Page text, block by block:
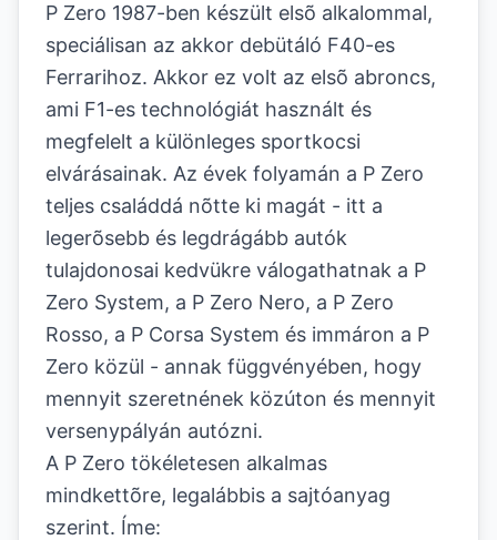
P Zero 1987-ben készült elsõ alkalommal,
speciálisan az akkor debütáló F40-es
Ferrarihoz. Akkor ez volt az elsõ abroncs,
ami F1-es technológiát használt és
megfelelt a különleges sportkocsi
elvárásainak. Az évek folyamán a P Zero
teljes családdá nõtte ki magát - itt a
legerõsebb és legdrágább autók
tulajdonosai kedvükre válogathatnak a P
Zero System, a P Zero Nero, a P Zero
Rosso, a P Corsa System és immáron a P
Zero közül - annak függvényében, hogy
mennyit szeretnének közúton és mennyit
versenypályán autózni.
A P Zero tökéletesen alkalmas
mindkettõre, legalábbis a sajtóanyag
szerint. Íme: